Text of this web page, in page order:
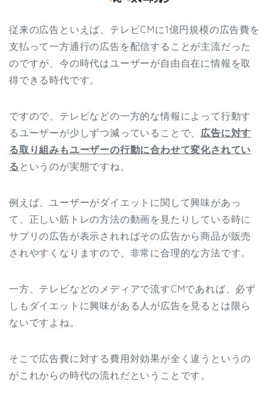
従来の広告といえば、テレビCMに1億円規模の広告費を
支払って一方通行の広告を配信することが主流だった
のですが、今の時代はユーザーが自由自在に情報を取
得できる時代です。
ですので、テレビなどの一方的な情報によって行動す
るユーザーが少しずつ減っていることで、 広告に対す
る取り組みもユーザーの行動に合わせて変化されてい
る というのが実態ですね。
例えば、ユーザーがダイエットに関して興味があっ
て、正しい筋トレの方法の動画を見たりしている時に
サプリの広告が表示されればその広告から商品が販売
されやすくなりますので、非常に合理的な方法です。
一方、テレビなどのメディアで流すCMであれば、必ず
しもダイエットに興味がある人が広告を見るとは限ら
ないですよね。
そこで広告費に対する費用対効果が全く違うというの
がこれからの時代の流れだということです。